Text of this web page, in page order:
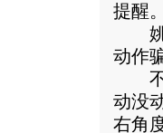
提醒
姚
动作
不
动没
右角